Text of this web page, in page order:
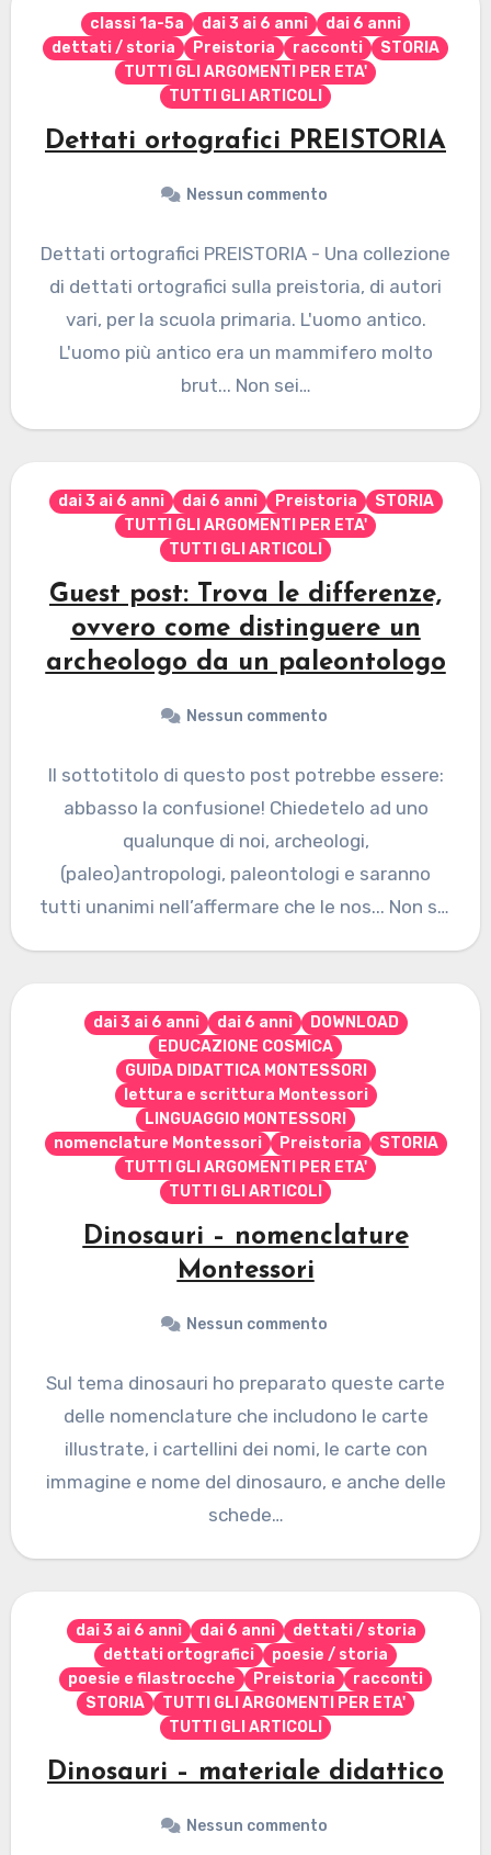
classi 1a-5a dai 3 ai 6 anni
dai 6 anni
dettati / storia
Preistoria racconti
STORIA
TUTTI GLI ARGOMENTI PER ETA'
TUTTI GLI ARTICOLI
Dettati ortografici PREISTORIA
Nessun commento
Dettati ortografici PREISTORIA - Una collezione
di dettati ortografici sulla preistoria, di autori
vari, per la scuola primaria. L'uomo antico.
L'uomo più antico era un mammifero molto
brut... Non sei…
dai 3 ai 6 anni dai 6 anni Preistoria
STORIA
TUTTI GLI ARGOMENTI PER ETA'
TUTTI GLI ARTICOLI
Guest post: Trova le differenze,
ovvero come distinguere un
archeologo da un paleontologo
Nessun commento
Il sottotitolo di questo post potrebbe essere:
abbasso la confusione! Chiedetelo ad uno
qualunque di noi, archeologi,
(paleo)antropologi, paleontologi e saranno
tutti unanimi nell’affermare che le nos... Non sei
dai 3 ai 6 anni dai 6 anni
DOWNLOAD
EDUCAZIONE COSMICA
GUIDA DIDATTICA MONTESSORI
lettura e scrittura Montessori
LINGUAGGIO MONTESSORI
nomenclature Montessori
Preistoria
STORIA
TUTTI GLI ARGOMENTI PER ETA'
TUTTI GLI ARTICOLI
Dinosauri – nomenclature
Montessori
Nessun commento
Sul tema dinosauri ho preparato queste carte
delle nomenclature che includono le carte
illustrate, i cartellini dei nomi, le carte con
immagine e nome del dinosauro, e anche delle
schede…
dai 3 ai 6 anni dai 6 anni
dettati / storia
dettati ortografici
poesie / storia
poesie e filastrocche
Preistoria
racconti
STORIA
TUTTI GLI ARGOMENTI PER ETA'
TUTTI GLI ARTICOLI
Dinosauri – materiale didattico
Nessun commento